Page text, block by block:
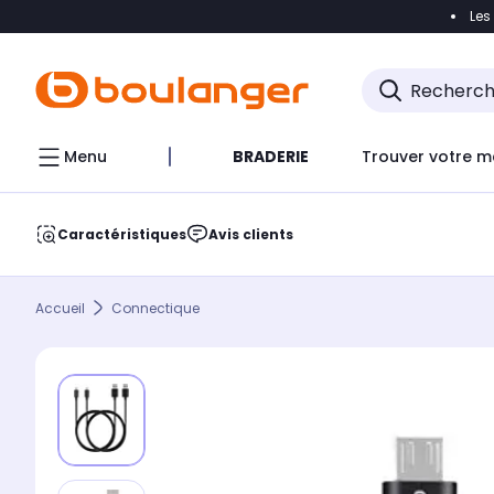
Accéder
Menu BRADERIE Trouver votre
Caractéristiques Avis clients
Accueil Connectique